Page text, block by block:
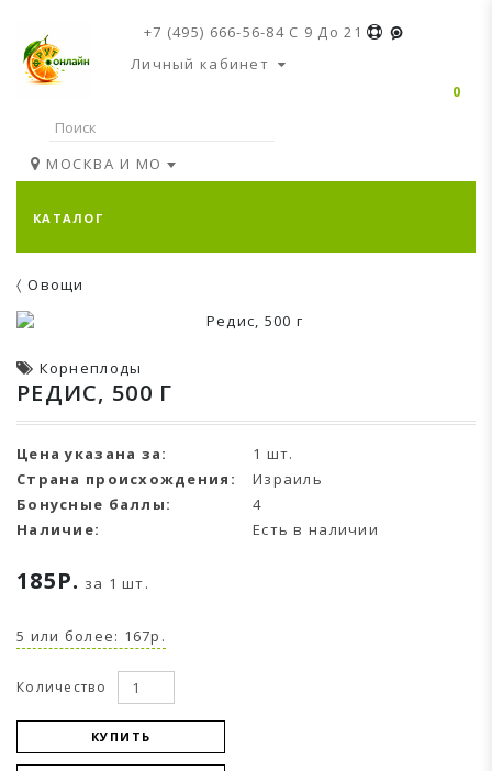
+7 (495) 666-56-84 C 9 До 21
Личный кабинет
0
МОСКВА И МО
КАТАЛОГ
Овощи
Корнеплоды
РЕДИС, 500 Г
Цена указана за:
1 шт.
Страна происхождения:
Израиль
Бонусные баллы:
4
Наличие:
Есть в наличии
185Р. за 1 шт.
5 или более: 167р.
Количество
КУПИТЬ